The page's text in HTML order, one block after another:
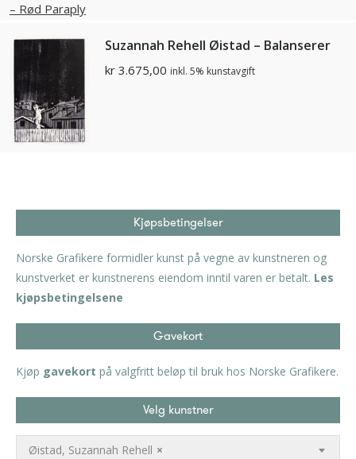
Suzannah Rehell Øistad – Balanserer
kr 3.675,00 inkl. 5% kunstavgift
Kjøpsbetingelser
Norske Grafikere formidler kunst på vegne av kunstneren og
kunstverket er kunstnerens eiendom inntil varen er betalt. Les
kjøpsbetingelsene
Gavekort
Kjøp gavekort på valgfritt beløp til bruk hos Norske Grafikere.
Velg kunstner
×
Øistad, Suzannah Rehell